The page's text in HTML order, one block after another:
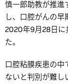
慎一郎助教が推進
し、口腔がんの早
2020年9月28日に
た。
口腔粘膜疾患の中
ないと判別が難し